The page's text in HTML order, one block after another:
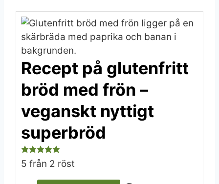
Recept på glutenfritt
bröd med frön –
veganskt nyttigt
superbröd
5 från 2 röst